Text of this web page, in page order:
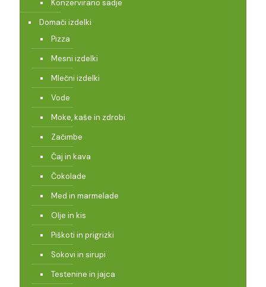
Konzervirano sadje
Domači izdelki
Pizza
Mesni izdelki
Mlečni izdelki
Vode
Moke, kaše in zdrobi
Začimbe
Čaj in kava
Čokolade
Med in marmelade
Olje in kis
Piškoti in prigrizki
Sokovi in sirupi
Testenine in jajca